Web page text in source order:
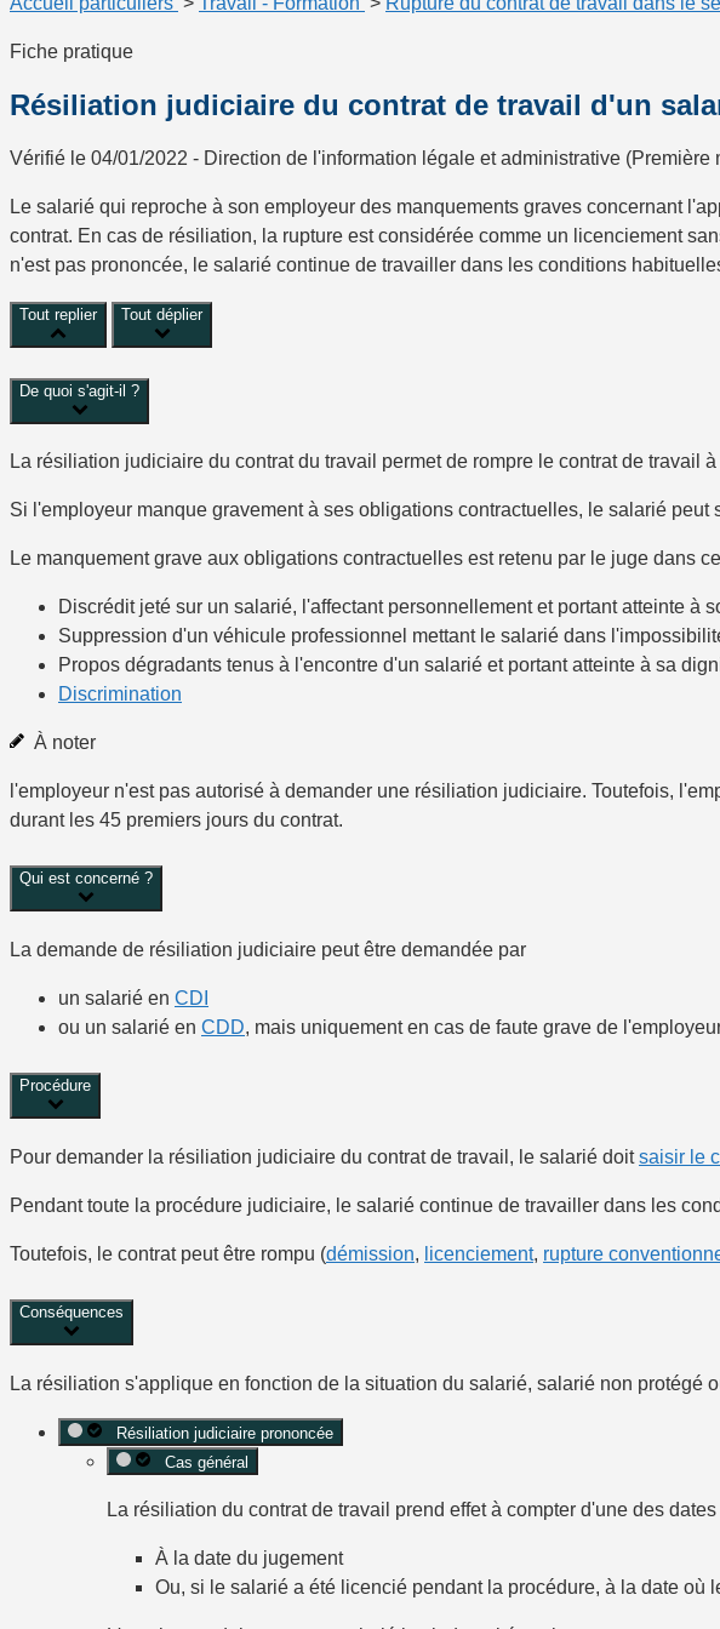
Fiche pratique
Résiliation judiciaire du contrat de travail d'un
Vérifié le 04/01/2022 - Direction de l'information légale et administrative (Première
Le salarié qui reproche à son employeur des manquements graves concernant
contrat. En cas de résiliation, la rupture est considérée comme un licenciement
n'est pas prononcée, le salarié continue de travailler dans les conditions
Tout replier Tout déplier
De quoi s'agit-il ?
La résiliation judiciaire du contrat du travail permet de rompre le contrat de travail
Si l'employeur manque gravement à ses obligations contractuelles, le salarié peut
Le manquement grave aux obligations contractuelles est retenu par le juge dans
Discrédit jeté sur un salarié, l'affectant personnellement et portant atteinte à
Suppression d'un véhicule professionnel mettant le salarié dans
Propos dégradants tenus à l'encontre d'un salarié et portant atteinte à sa
Discrimination
À noter
l'employeur n'est pas autorisé à demander une résiliation judiciaire. Toutefois,
durant les 45 premiers jours du contrat.
Qui est concerné ?
La demande de résiliation judiciaire peut être demandée par
un salarié en CDI
ou un salarié en CDD, mais uniquement en cas de faute grave de
Procédure
Pour demander la résiliation judiciaire du contrat de travail, le salarié doitsaisir le
Pendant toute la procédure judiciaire, le salarié continue de travailler dans les
Toutefois, le contrat peut être rompu (démission, licenciement, rupture
Conséquences
La résiliation s'applique en fonction de la situation du salarié, salarié non protégé
Résiliation judiciaire prononcée
Cas général
La résiliation du contrat de travail prend effet à compter d'une des
À la date du jugement
Ou, si le salarié a été licencié pendant la procédure, à la date où